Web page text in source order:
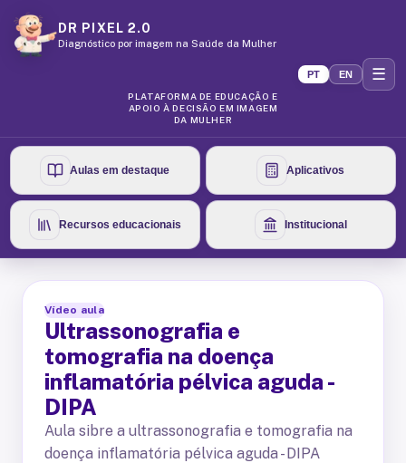
DR PIXEL 2.0
Diagnóstico por imagem na Saúde da Mulher
PLATAFORMA DE EDUCAÇÃO E
APOIO À DECISÃO EM IMAGEM
DA MULHER
PT EN ☰
Aulas em destaque Aplicativos
Recursos educacionais Institucional
Vídeo aula
Ultrassonografia e
tomografia na doença
inflamatória pélvica aguda -
DIPA
Aula sibre a ultrassonografia e tomografia na
doença inflamatória pélvica aguda - DIPA